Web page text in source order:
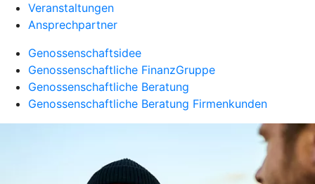
Veranstaltungen
Ansprechpartner
Genossenschaftsidee
Genossenschaftliche FinanzGruppe
Genossenschaftliche Beratung
Genossenschaftliche Beratung Firmenkunden